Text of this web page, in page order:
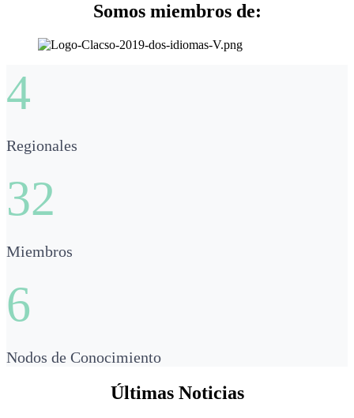
Somos miembros de:
4
Regionales
32
Miembros
6
Nodos de Conocimiento
Últimas Noticias